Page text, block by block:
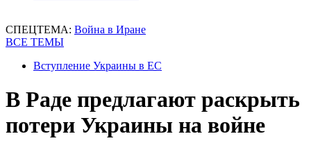
СПЕЦТЕМА: Война в Иране
ВСЕ ТЕМЫ
Вступление Украины в ЕС
В Раде предлагают раскрыть
потери Украины на войне